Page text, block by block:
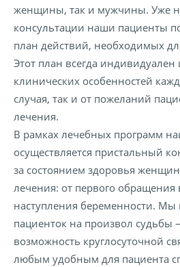
женщины, так и мужчины. Уже
консультации наши пациенты
план действий, необходимых
Этот план всегда индивидуален
клинических особенностей
случая, так и от пожеланий
лечения.
В рамках лечебных программ
осуществляется пристальный
за состоянием здоровья
лечения: от первого обращения
наступления беременности. Мы
пациенток на произвол судьбы
возможность круглосуточной
любым удобным для пациента